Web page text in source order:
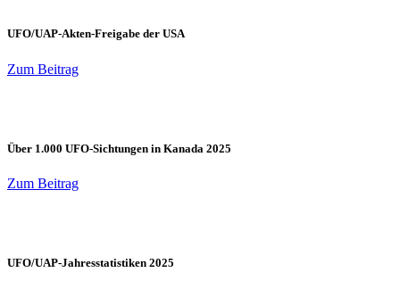
UFO/UAP-Akten-Freigabe der USA
Zum Beitrag
Über 1.000 UFO-Sichtungen in Kanada 2025
Zum Beitrag
UFO/UAP-Jahresstatistiken 2025